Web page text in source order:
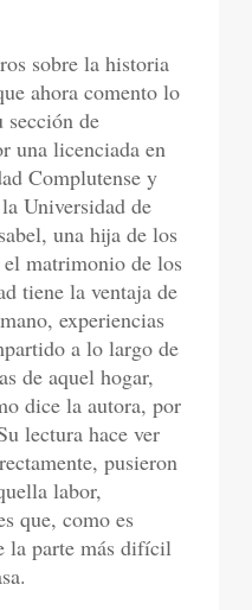
sobre la historia
ahora comento lo
sección de
una licenciada en
Complutense y
Universidad de
una hija de los
el matrimonio de los
tiene la ventaja de
experiencias
a lo largo de
de aquel hogar,
dice la autora, por
lectura hace ver
pusieron
labor,
que, como es
la parte más difícil